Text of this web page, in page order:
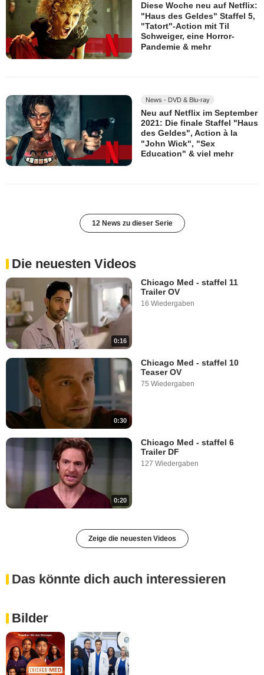
Diese Woche neu auf Netflix:
"Haus des Geldes" Staffel 5,
"Tatort"-Action mit Til
Schweiger, eine Horror-
Pandemie & mehr
News - DVD & Blu-ray
Neu auf Netflix im September
2021: Die finale Staffel "Haus
des Geldes", Action à la
"John Wick", "Sex
Education" & viel mehr
12 News zu dieser Serie
Die neuesten Videos
0:16
Chicago Med - staffel 11
Trailer OV
16 Wiedergaben
0:30
Chicago Med - staffel 10
Teaser OV
75 Wiedergaben
0:20
Chicago Med - staffel 6
Trailer DF
127 Wiedergaben
Zeige die neuesten Videos
Das könnte dich auch interessieren
Bilder